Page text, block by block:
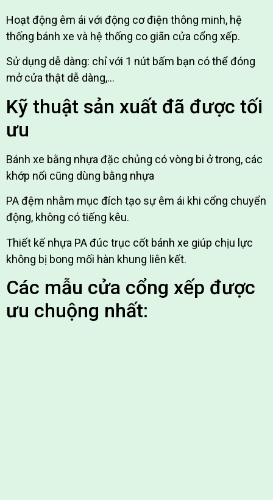
Hoạt động êm ái với động cơ điện thông minh, hệ
thống bánh xe và hệ thống co giãn cửa cổng xếp.
Sử dụng dễ dàng: chỉ với 1 nút bấm bạn có thể đóng
mở cửa thật dễ dàng,…
Kỹ thuật sản xuất đã được tối
ưu
Bánh xe bằng nhựa đặc chủng có vòng bi ở trong, các
khớp nối cũng dùng bằng nhựa
PA đệm nhằm mục đích tạo sự êm ái khi cổng chuyển
động, không có tiếng kêu.
Thiết kế nhựa PA đúc trục cốt bánh xe giúp chịu lực
không bị bong mối hàn khung liên kết.
Các mẫu cửa cổng xếp được
ưu chuộng nhất: